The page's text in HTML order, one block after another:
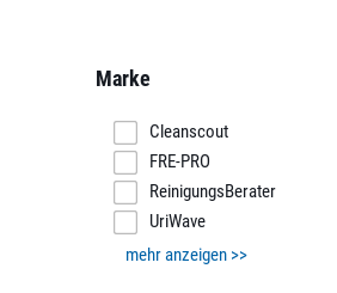
Marke
Cleanscout
FRE-PRO
ReinigungsBerater
UriWave
mehr anzeigen >>